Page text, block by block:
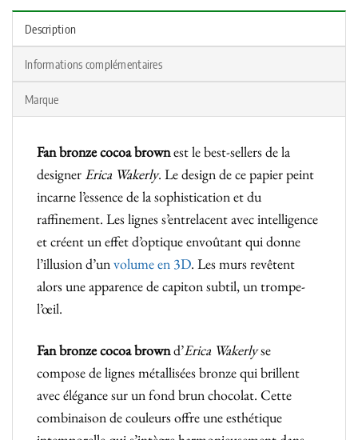
Description
Informations complémentaires
Marque
Fan bronze cocoa brownest le best-sellers de la
designer Erica Wakerly. Le design de ce papier peint
incarne l’essence de la sophistication et du
raffinement. Les lignes s’entrelacent avec intelligence
et créent un effet d’optique envoûtant qui donne
l’illusion d’unvolume en 3D. Les murs revêtent
alors une apparence de capiton subtil, un trompe-
l’œil.
Fan bronze cocoa brownd’Erica Wakerlyse
compose de lignes métallisées bronze qui brillent
avec élégance sur un fond brun chocolat. Cette
combinaison de couleurs offre une esthétique